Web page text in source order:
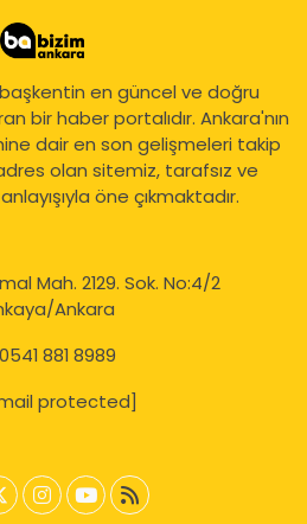
en güncel ve doğru
bir haber portalıdır. Ankara'nın
dair en son gelişmeleri takip
olan sitemiz, tarafsız ve
öne çıkmaktadır.
Mah. 2129. Sok. No:4/2
Ankara
0541 881 8989
protected]